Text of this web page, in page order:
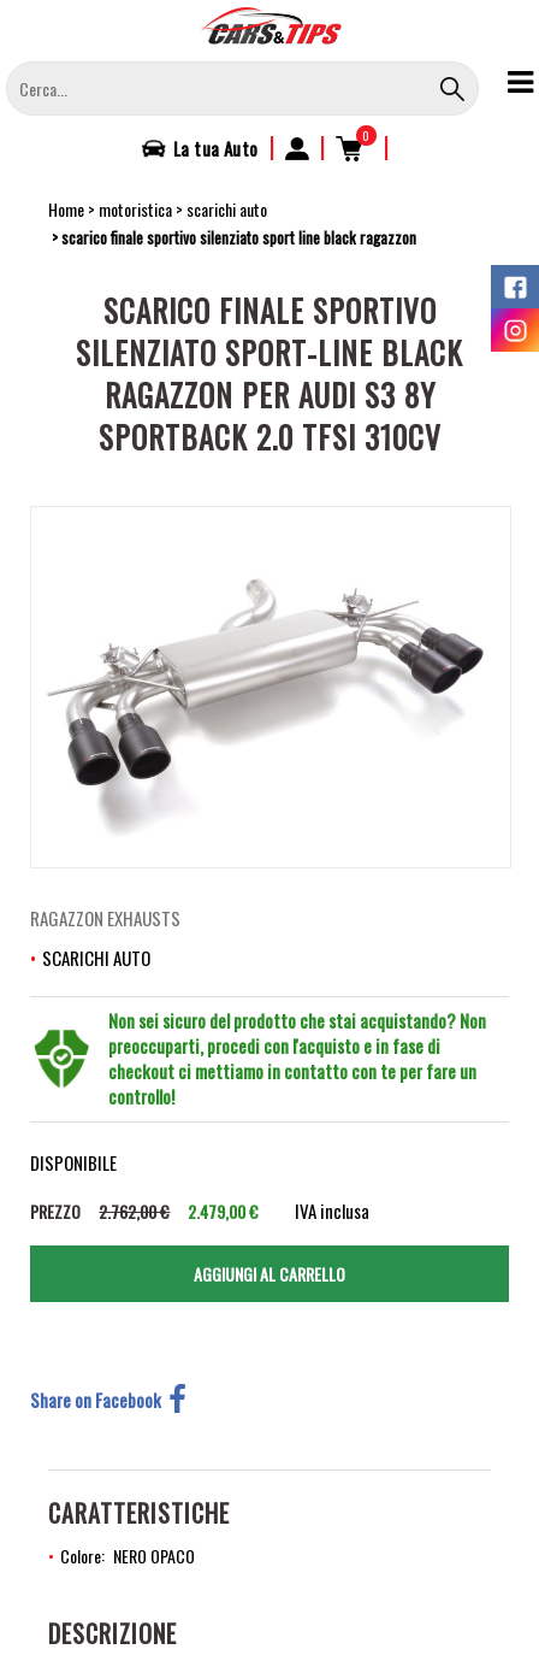
contenuto
principale
La tuaAuto | | 0 |
Home motoristica scarichi auto
scarico finale sportivo silenziato sport line black ragazzon
SCARICO FINALE SPORTIVO
SILENZIATO SPORT-LINE BLACK
RAGAZZON PER AUDI S3 8Y
SPORTBACK 2.0 TFSI 310CV
RAGAZZON EXHAUSTS
SCARICHI AUTO
Non sei sicuro del prodotto che stai acquistando? Non
preoccuparti, procedi con l'acquisto e in fase di
checkout ci mettiamo in contatto con te per fare un
controllo!
DISPONIBILE
PREZZO 2.762,00 € 2.479,00 € IVA inclusa
Share on Facebook
CARATTERISTICHE
Colore NERO OPACO
DESCRIZIONE